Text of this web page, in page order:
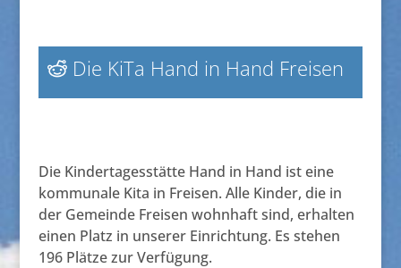
Die KiTa Hand in Hand Freisen
Die Kindertagesstätte Hand in Hand ist eine
kommunale Kita in Freisen. Alle Kinder, die in
der Gemeinde Freisen wohnhaft sind, erhalten
einen Platz in unserer Einrichtung. Es stehen
196 Plätze zur Verfügung.